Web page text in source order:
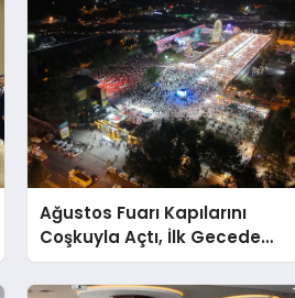
Ağustos Fuarı Kapılarını
Coşkuyla Açtı, İlk Gecede
Eypio Rüzgârı Esti